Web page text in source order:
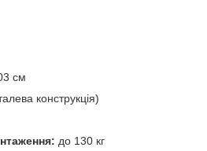
см
конструкція)
до 130 кг